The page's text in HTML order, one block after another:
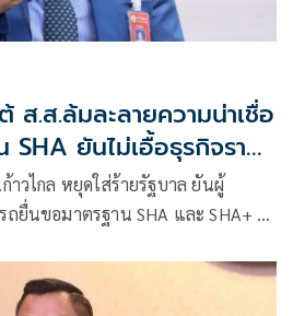
ส.ส.ล้มละลายความน่าเชื่อ
SHA ยันไม่เอื้อธุรกิจราย
าวไกล หยุดใส่ร้ายรัฐบาล ยันผู้
ยื่นขอมาตรฐาน SHA และ SHA+ ได้
อินเข้าปรึกษาได้ทุกวันไม่มีช้า สร้าง
งรับเปิดประเทศ